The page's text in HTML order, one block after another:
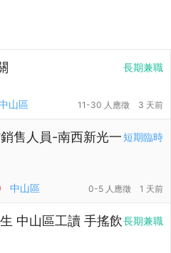
長期兼職
山區 11-30 人應徵 3 天前
短期臨時
售人員-南西新光一
中山區 0-5 人應徵 1 天前
長期兼職
中山區工讀 手搖飲